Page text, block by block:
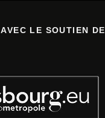
AVEC LE SOUTIEN DE